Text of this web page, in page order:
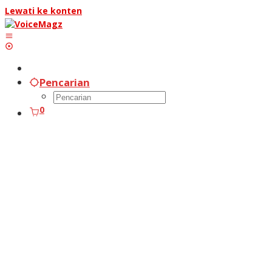
Lewati ke konten
Pencarian
0